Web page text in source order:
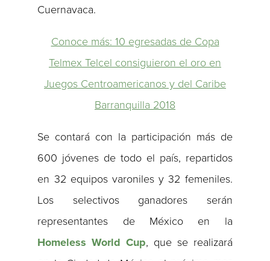
Cuernavaca.
Conoce más: 10 egresadas de Copa
Telmex Telcel consiguieron el oro en
Juegos Centroamericanos y del Caribe
Barranquilla 2018
Se contará con la participación más de
600 jóvenes de todo el país, repartidos
en 32 equipos varoniles y 32 femeniles.
Los selectivos ganadores serán
representantes de México en la
Homeless World Cup, que se realizará